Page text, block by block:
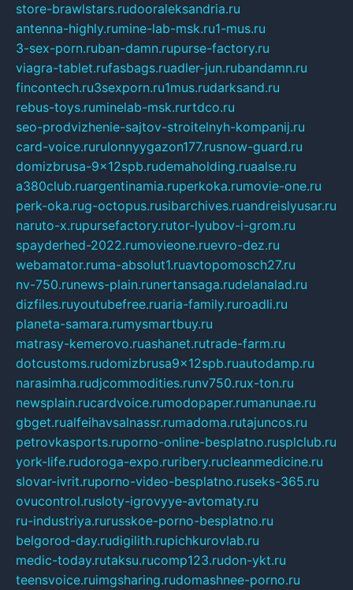
store-brawlstars.rudooraleksandria.ru
antenna-highly.rumine-lab-msk.ru1-mus.ru
3-sex-porn.ruban-damn.rupurse-factory.ru
viagra-tablet.rufasbags.ruadler-jun.rubandamn.ru
fincontech.ru3sexporn.ru1mus.rudarksand.ru
rebus-toys.ruminelab-msk.rurtdco.ru
seo-prodvizhenie-sajtov-stroitelnyh-kompanij.ru
card-voice.rurulonnyygazon177.rusnow-guard.ru
domizbrusa-9x12spb.rudemaholding.ruaalse.ru
a380club.ruargentinamia.ruperkoka.rumovie-one.ru
perk-oka.rug-octopus.rusibarchives.ruandreislyusar.ru
naruto-x.rupursefactory.rutor-lyubov-i-grom.ru
spayderhed-2022.rumovieone.ruevro-dez.ru
webamator.ruma-absolut1.ruavtopomosch27.ru
nv-750.runews-plain.runertansaga.rudelanalad.ru
dizfiles.ruyoutubefree.ruaria-family.ruroadli.ru
planeta-samara.rumysmartbuy.ru
matrasy-kemerovo.ruashanet.rutrade-farm.ru
dotcustoms.rudomizbrusa9x12spb.ruautodamp.ru
narasimha.rudjcommodities.runv750.rux-ton.ru
newsplain.rucardvoice.rumodopaper.rumanunae.ru
gbget.rualfeihavsalnassr.rumadoma.rutajuncos.ru
petrovkasports.ruporno-online-besplatno.rusplclub.ru
york-life.rudoroga-expo.ruribery.rucleanmedicine.ru
slovar-ivrit.ruporno-video-besplatno.ruseks-365.ru
ovucontrol.rusloty-igrovyye-avtomaty.ru
ru-industriya.rurusskoe-porno-besplatno.ru
belgorod-day.rudigilith.rupichkurovlab.ru
medic-today.rutaksu.rucomp123.rudon-ykt.ru
teensvoice.ruimgsharing.rudomashnee-porno.ru